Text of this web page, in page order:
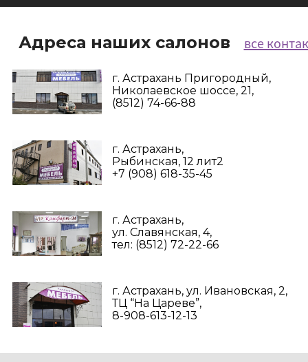
Адреса наших салонов все
г. Астрахань Пригородный,
Николаевское шоссе, 21,
(8512) 74-66-88
г. Астрахань,
Рыбинская, 12 лит2
+7 (908) 618-35-45‬
г. Астрахань,
ул. Славянская, 4,
тел: (8512) 72-22-66
г. Астрахань, ул. Ивановская, 2,
ТЦ “На Цареве”,
8-908-613-12-13